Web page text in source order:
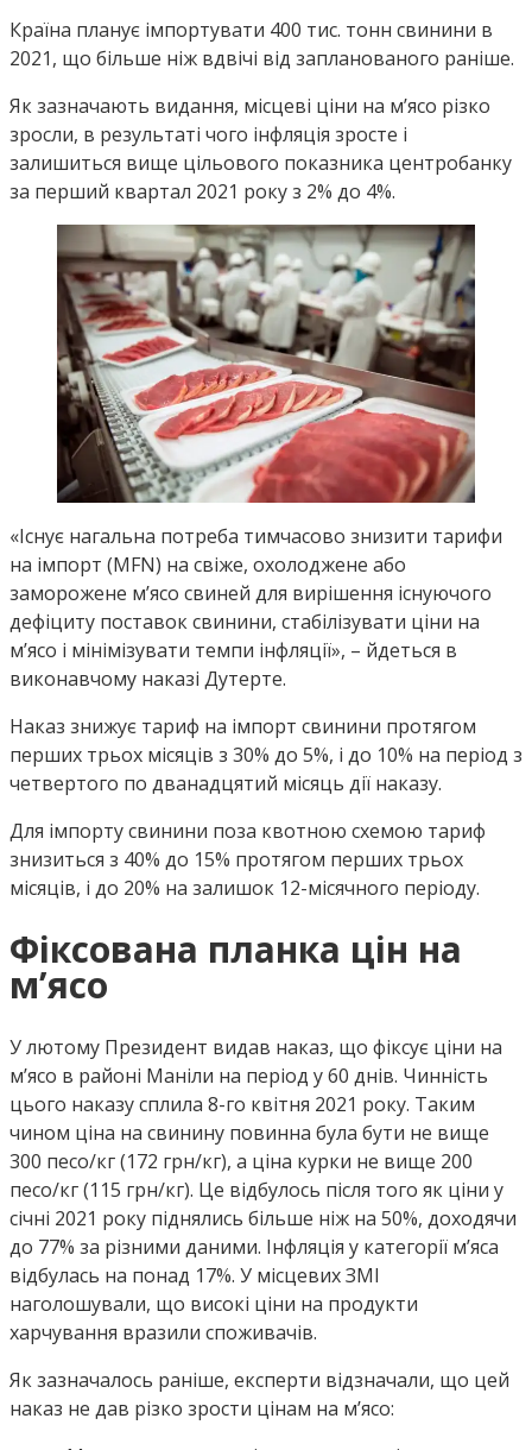
Країна планує імпортувати 400 тис. тонн свинини в
2021, що більше ніж вдвічі від запланованого раніше.
Як зазначають видання, місцеві ціни на м’ясо різко
зросли, в результаті чого інфляція зросте і
залишиться вище цільового показника центробанку
за перший квартал 2021 року з 2% до 4%.
«Існує нагальна потреба тимчасово знизити тарифи
на імпорт (MFN) на свіже, охолоджене або
заморожене м’ясо свиней для вирішення існуючого
дефіциту поставок свинини, стабілізувати ціни на
м’ясо і мінімізувати темпи інфляції», – йдеться в
виконавчому наказі Дутерте.
Наказ знижує тариф на імпорт свинини протягом
перших трьох місяців з 30% до 5%, і до 10% на період з
четвертого по дванадцятий місяць дії наказу.
Для імпорту свинини поза квотною схемою тариф
знизиться з 40% до 15% протягом перших трьох
місяців, і до 20% на залишок 12-місячного періоду.
Фіксована планка цін на
м’ясо
У лютому Президент видав наказ, що фіксує ціни на
м’ясо в районі Маніли на період у 60 днів. Чинність
цього наказу сплила 8-го квітня 2021 року. Таким
чином ціна на свинину повинна була бути не вище
300 песо/кг (172 грн/кг), а ціна курки не вище 200
песо/кг (115 грн/кг). Це відбулось після того як ціни у
січні 2021 року піднялись більше ніж на 50%, доходячи
до 77% за різними даними. Інфляція у категорії м’яса
відбулась на понад 17%. У місцевих ЗМІ
наголошували, що високі ціни на продукти
харчування вразили споживачів.
Як зазначалось раніше, експерти відзначали, що цей
наказ не дав різко зрости цінам на м’ясо: